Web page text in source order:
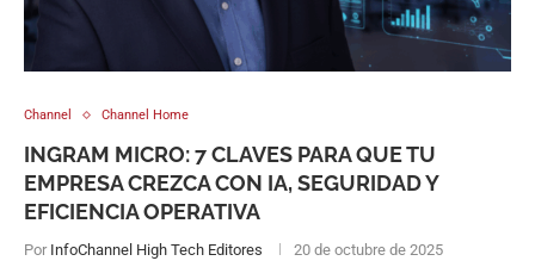
Channel Channel Home
INGRAM MICRO: 7 CLAVES PARA QUE TU
EMPRESA CREZCA CON IA, SEGURIDAD Y
EFICIENCIA OPERATIVA
Por InfoChannel High Tech Editores 20 de octubre de 2025